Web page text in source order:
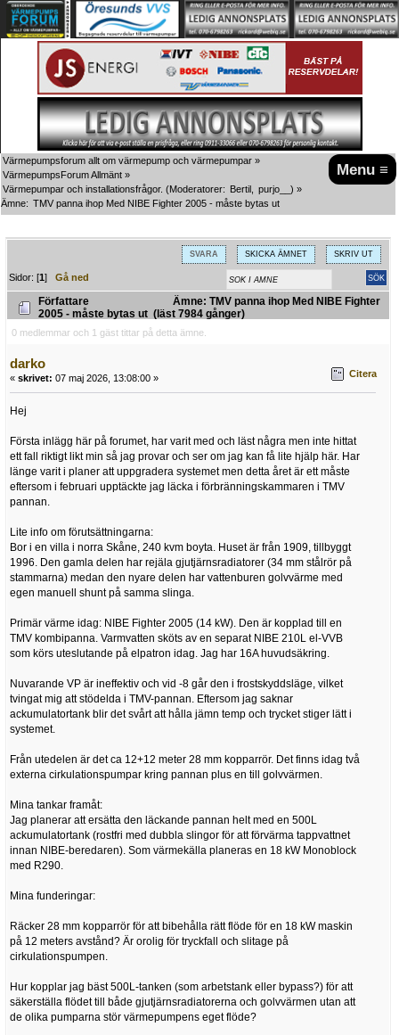
Menu ≡
Värmepumpsforum allt om värmepump och värmepumpar »
VärmepumpsForum Allmänt »
Värmepumpar och installationsfrågor. (Moderatorer: Bertil purjo__ ) »
Ämne: TMV panna ihop Med NIBE Fighter 2005 - måste bytas ut
SVARA SKICKA ÄMNET SKRIV UT
Sidor: [1]Gå ned
Författare
Ämne: TMV panna ihop Med NIBE Fighter
2005 - måste bytas ut (läst 7984 gånger)
0 medlemmar och 1 gäst tittar på detta ämne.
darko
« skrivet: 07 maj 2026, 13:08:00 » Citera
Hej
Första inlägg här på forumet, har varit med och läst några men inte hittat
ett fall riktigt likt min så jag provar och ser om jag kan få lite hjälp här. Har
länge varit i planer att uppgradera systemet men detta året är ett måste
eftersom i februari upptäckte jag läcka i förbränningskammaren i TMV
pannan.
Lite info om förutsättningarna:
Bor i en villa i norra Skåne, 240 kvm boyta. Huset är från 1909, tillbyggt
1996. Den gamla delen har rejäla gjutjärnsradiatorer (34 mm stålrör på
stammarna) medan den nyare delen har vattenburen golvvärme med
egen manuell shunt på samma slinga.
Primär värme idag: NIBE Fighter 2005 (14 kW). Den är kopplad till en
TMV kombipanna. Varmvatten sköts av en separat NIBE 210L el-VVB
som körs uteslutande på elpatron idag. Jag har 16A huvudsäkring.
Nuvarande VP är ineffektiv och vid -8 går den i frostskyddsläge, vilket
tvingat mig att stödelda i TMV-pannan. Eftersom jag saknar
ackumulatortank blir det svårt att hålla jämn temp och trycket stiger lätt i
systemet.
Från utedelen är det ca 12+12 meter 28 mm kopparrör. Det finns idag två
externa cirkulationspumpar kring pannan plus en till golvvärmen.
Mina tankar framåt:
Jag planerar att ersätta den läckande pannan helt med en 500L
ackumulatortank (rostfri med dubbla slingor för att förvärma tappvattnet
innan NIBE-beredaren). Som värmekälla planeras en 18 kW Monoblock
med R290.
Mina funderingar:
Räcker 28 mm kopparrör för att bibehålla rätt flöde för en 18 kW maskin
på 12 meters avstånd? Är orolig för tryckfall och slitage på
cirkulationspumpen.
Hur kopplar jag bäst 500L-tanken (som arbetstank eller bypass?) för att
säkerställa flödet till både gjutjärnsradiatorerna och golvvärmen utan att
de olika pumparna stör värmepumpens eget flöde?